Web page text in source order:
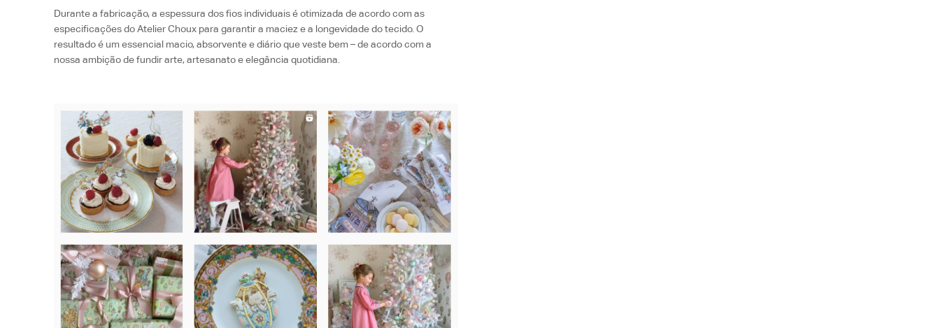
Durante a fabricação, a espessura dos fios individuais é otimizada de acordo com as
especificações do Atelier Choux para garantir a maciez e a longevidade do tecido. O
resultado é um essencial macio, absorvente e diário que veste bem – de acordo com a
nossa ambição de fundir arte, artesanato e elegância quotidiana.